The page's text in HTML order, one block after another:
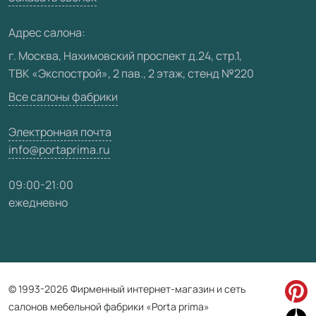
Карта сайта
Адрес салона:
г. Москва, Нахимовский проспект д.24, стр.1,
ТВК «Экспострой», 2 пав., 2 этаж, стенд №220
Все салоны фабрики
Электронная почта
info@portaprima.ru
09:00-21:00
ежедневно
© 1993-2026 Фирменный интернет-магазин и сеть
салонов мебельной фабрики «Porta prima»